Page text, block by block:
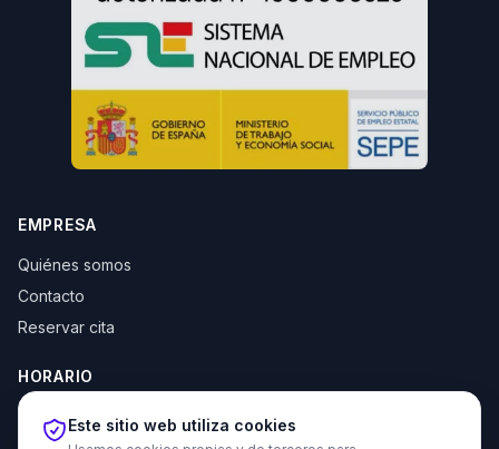
EMPRESA
Quiénes somos
Contacto
Reservar cita
HORARIO
Lun–Jue: 10:00–14:00 y 16:30–20:00
Vie: 10:00–14:00
Este sitio web utiliza cookies